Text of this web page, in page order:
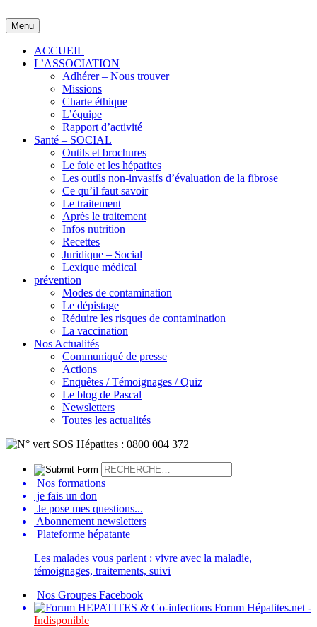
to
content
Menu
ACCUEIL
L’ASSOCIATION
Adhérer – Nous trouver
Missions
Charte éthique
L’équipe
Rapport d’activité
Santé – SOCIAL
Outils et brochures
Le foie et les hépatites
Les outils non-invasifs d’évaluation de la fibrose
Ce qu’il faut savoir
Le traitement
Après le traitement
Infos nutrition
Recettes
Juridique – Social
Lexique médical
prévention
Modes de contamination
Le dépistage
Réduire les risques de contamination
La vaccination
Nos Actualités
Communiqué de presse
Actions
Enquêtes / Témoignages / Quiz
Le blog de Pascal
Newsletters
Toutes les actualités
Nos formations
je fais un don
Je pose mes questions...
Abonnement newsletters
Plateforme hépatante
Les malades vous parlent : vivre avec la maladie,
témoignages, traitements, suivi
Nos Groupes Facebook
Forum Hépatites.net -
Indisponible